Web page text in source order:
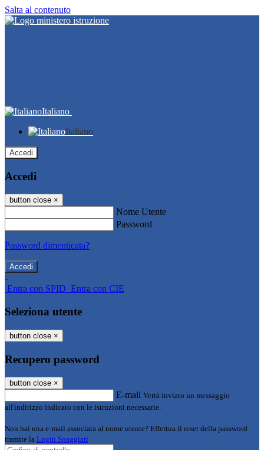
Salta al contenuto
Italiano
Italiano
Accedi
Accedi
button close ×
Nome Utente
Password
Password dimenticata?
-
Entra con SPID Entra con CIE
Seleziona utente
button close ×
Recupero password
button close ×
E-mail Verrà inviato un messaggio
all'indirizzo indicato con le istruzioni necessarie.
Non hai una e-mail associata al nome utente? Effettua il reset della password
tramite la Login Spaggiari